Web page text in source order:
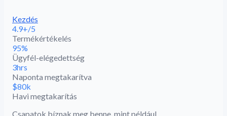
Kezdés
4.9+/5
Termékértékelés
95%
Ügyfél-elégedettség
3hrs
Naponta megtakarítva
$80k
Havi megtakarítás
Csapatok bíznak meg benne, mint például